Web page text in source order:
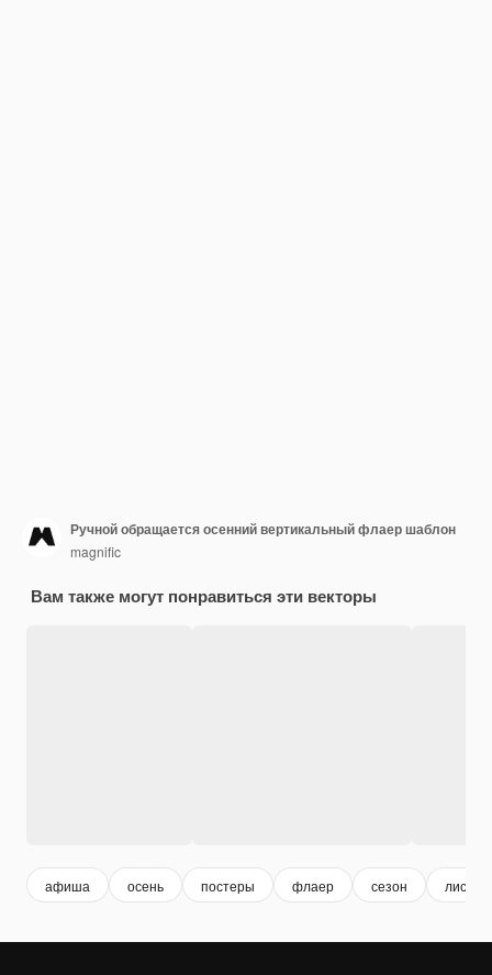
Ручной обращается осенний вертикальный флаер шаблон
magnific
Вам также могут понравиться эти векторы
афиша осень постеры флаер сезон